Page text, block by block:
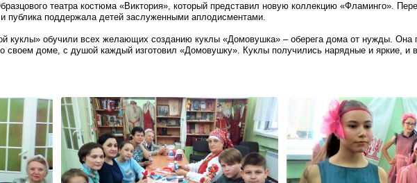
театра костюма «Виктория», который представил новую коллекцию «Фламинго».
публика поддержала детей заслуженными аплодисментами.
куклы» обучили всех желающих созданию куклы «Домовушка» – оберега дома от нужды. Она
своем доме, с душой каждый изготовил «Домовушку». Куклы получились нарядные и яркие, и